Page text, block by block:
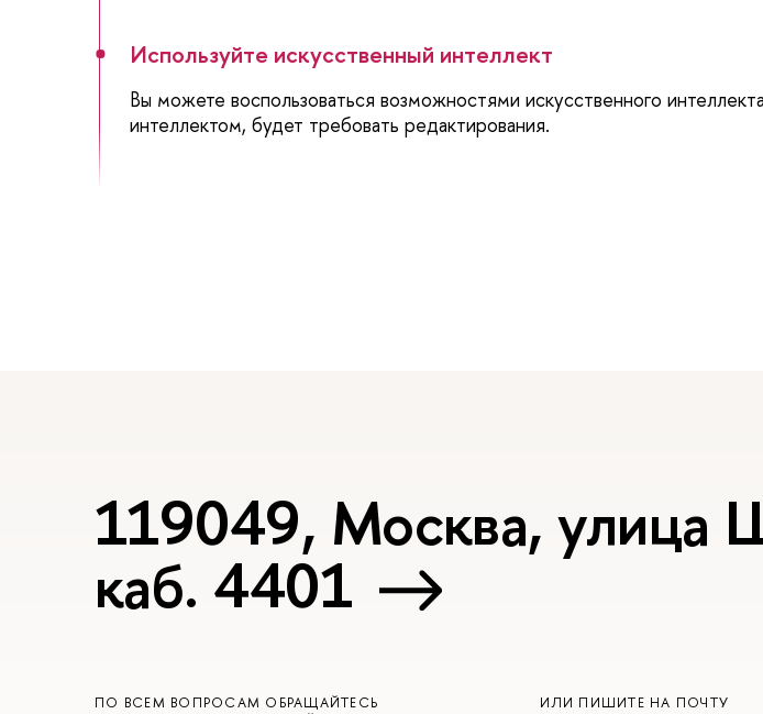
Используйте искусственный интеллект
Вы можете воспользоваться возможностями искусcтвенного
интеллектом, будет требовать редактирования.
119049, Москва, улица
каб. 4401
ПО ВСЕМ ВОПРОСАМ ОБРАЩАЙТЕСЬ
ИЛИ ПИШИТЕ НА ПОЧТУ